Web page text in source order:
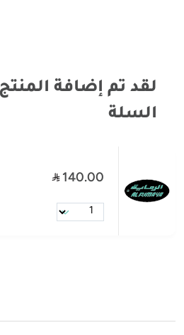
حافظات
لقد تم إضافة
السلة
140.00